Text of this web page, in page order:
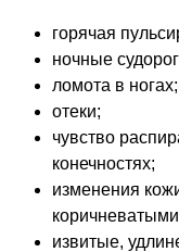
горячая
ночные
ломота в ногах;
отеки;
чувство
конечностях;
изменения
извитые,